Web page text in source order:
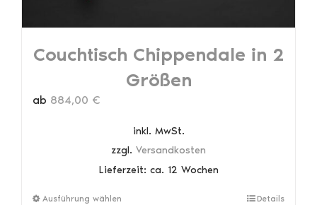
Couchtisch Chippendale in 2
Größen
ab 884,00 €
inkl. MwSt.
zzgl. Versandkosten
Lieferzeit: ca. 12 Wochen
Ausführung wählen Details